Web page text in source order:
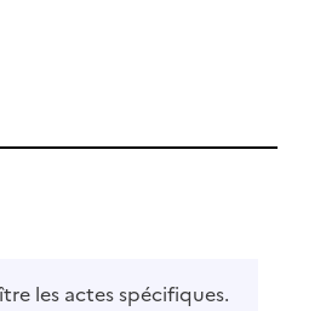
les actes spécifiques.